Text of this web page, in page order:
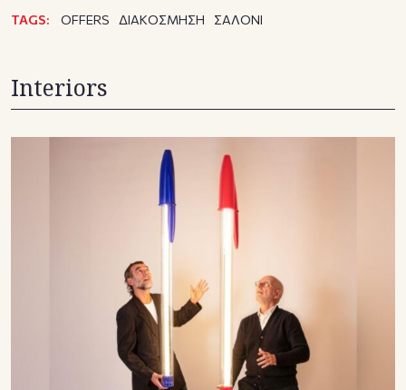
TAGS: OFFERS ΔΙΑΚΟΣΜΗΣΗ ΣΑΛΟΝΙ
Interiors